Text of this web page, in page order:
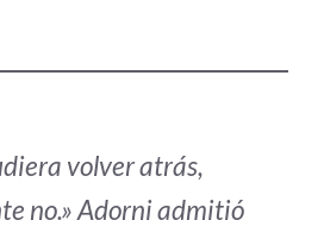
volver atrás,
no.» Adorni admitió